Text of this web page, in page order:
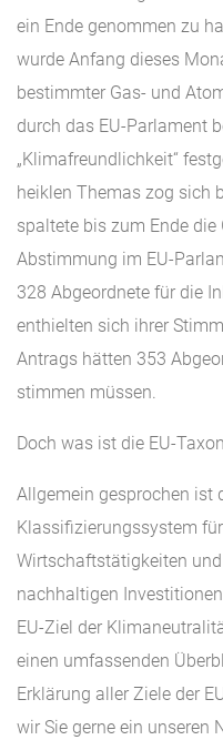
ein Ende genommen zu
wurde Anfang dieses
bestimmter Gas- und
durch das EU-Parlament
„Klimafreundlichkeit“
heiklen Themas zog sich
spaltete bis zum Ende die
Abstimmung im EU-
328 Abgeordnete für die
enthielten sich ihrer
Antrags hätten 353
stimmen müssen.
Doch was ist die EU-
Allgemein gesprochen ist
Klassifizierungssystem
Wirtschaftstätigkeiten
nachhaltigen
EU-Ziel der
einen umfassenden
Erklärung aller Ziele der
wir Sie gerne ein unseren